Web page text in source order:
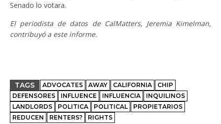
Senado lo votara.
El periodista de datos de CalMatters, Jeremia Kimelman,
contribuyó a este informe.
TAGS ADVOCATES AWAY CALIFORNIA
CHIP
DEFENSORES
INFLUENCE INFLUENCIA
INQUILINOS
LANDLORDS
POLITICA POLITICAL
PROPIETARIOS
REDUCEN
RENTERS? RIGHTS